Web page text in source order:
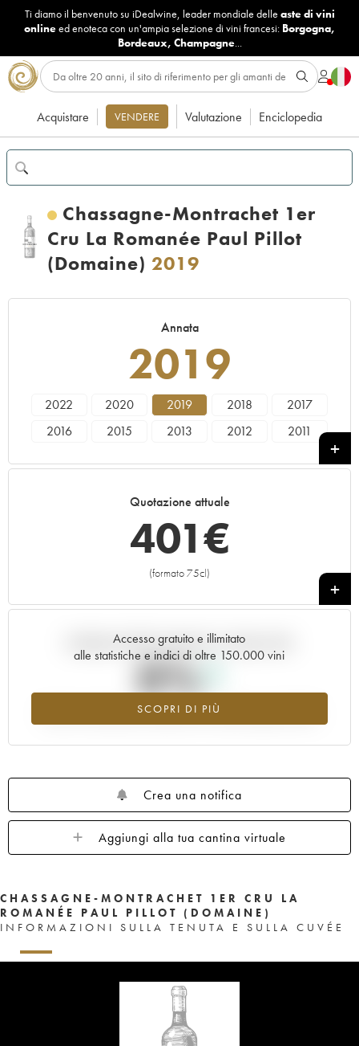
Ti diamo il benvenuto su iDealwine, leader mondiale delle aste di vini
onlineed enoteca con un'ampia selezione di vini francesi: Borgogna,
Bordeaux, Champagne...
Acquistare VENDERE Valutazione Enciclopedia
Chassagne-Montrachet 1er
Cru La Romanée Paul Pillot
(Domaine) 2019
Annata
2019
2022 2020 2019 2018
2017
2016
2015 2013 2012
2011
Quotazione attuale
401€
(formato 75cl)
+
Accesso gratuito e illimitato
alle statistiche e indici di oltre 150.000 vini
SCOPRI DI PIÙ
Andamento della quotazione in tempo reale
0%
Valore in aumento per l'annata 2019 nel 2026 rispetto al 2025
Crea una notifica
Aggiungi alla tua cantina virtuale
CHASSAGNE-MONTRACHET 1ER CRU LA
ROMANÉE PAUL PILLOT (DOMAINE)
INFORMAZIONI SULLA TENUTA E SULLA CUVÉE